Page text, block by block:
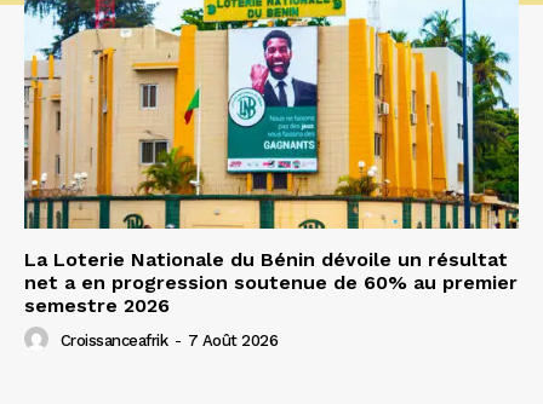
La Loterie Nationale du Bénin dévoile un résultat
net a en progression soutenue de 60% au premier
semestre 2026
Croissanceafrik - 7 Août 2026